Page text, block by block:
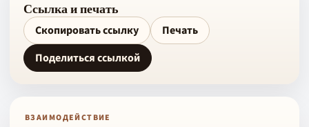
Ссылка и печать
Скопировать ссылку
Печать
Поделиться ссылкой
ВЗАИМОДЕЙСТВИЕ